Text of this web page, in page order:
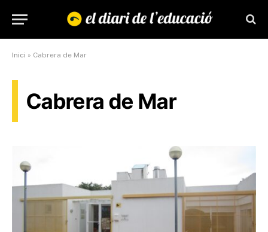
Inici » Cabrera de Mar
Cabrera de Mar